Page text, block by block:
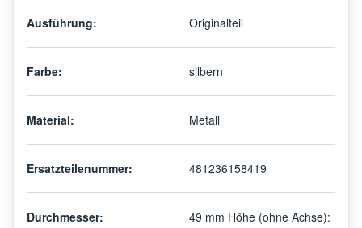
Ausführung:
Originalteil
Farbe: silbern
Material: Metall
Ersatzteilenummer: 481236158419
Durchmesser:
49 mm Höhe (ohne Achse):